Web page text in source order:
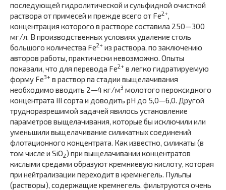
последующей гидролитической и сульфидной очисткой
раствора от примесей и прежде всего от Fe2+,
концентрация которого в растворе составила 250—300
мг/л. В производственных условиях удаление столь
большого количества Fe2+ из раствора, по заключению
авторов работы, практически невозможно. Опыты
показали, что для перевода Fe2+ в легко гидратируемую
форму Fe3+ в раствор па стадии выщелачивания
необходимо вводить 2—4 кг/м3 молотого пероксидного
концентрата III сорта и доводить pH до 5,0—6,0. Другой
трудноразрешимой задачей явилось установление
параметров выщелачивания, которые бы исключили или
уменьшили выщелачивание силикатных соединений
флотационного концентрата. Как известно, силикаты (в
том числе и SiO2) при выщелачивании концентратов
кислыми средами образуют кремниевую кислоту, которая
при нейтрализации переходит в кремнегель. Пульпы
(растворы), содержащие кремнегель, фильтруются очень